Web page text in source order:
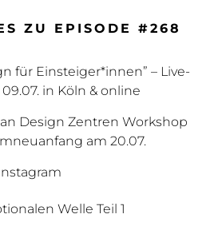
ZU EPISODE #268
für Einsteiger*innen” – Live-
in Köln & online
Design Zentren Workshop
am 20.07.
Welle Teil 1